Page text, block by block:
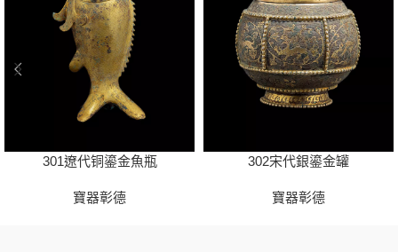
301遼代铜鎏金魚瓶
寶器彰德
302宋代銀鎏金罐
寶器彰德